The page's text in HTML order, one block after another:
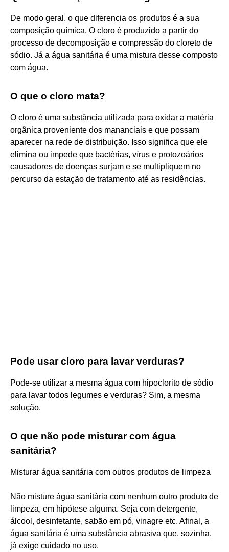
De modo geral, o que diferencia os produtos é a sua
composição química. O cloro é produzido a partir do
processo de decomposição e compressão do cloreto de
sódio. Já a água sanitária é uma mistura desse composto
com água.
O que o cloro mata?
O cloro é uma substância utilizada para oxidar a matéria
orgânica proveniente dos mananciais e que possam
aparecer na rede de distribuição. Isso significa que ele
elimina ou impede que bactérias, vírus e protozoários
causadores de doenças surjam e se multipliquem no
percurso da estação de tratamento até as residências.
Pode usar cloro para lavar verduras?
Pode-se utilizar a mesma água com hipoclorito de sódio
para lavar todos legumes e verduras? Sim, a mesma
solução.
O que não pode misturar com água
sanitária?
Misturar água sanitária com outros produtos de limpeza
Não misture água sanitária com nenhum outro produto de
limpeza, em hipótese alguma. Seja com detergente,
álcool, desinfetante, sabão em pó, vinagre etc. Afinal, a
água sanitária é uma substância abrasiva que, sozinha,
já exige cuidado no uso.